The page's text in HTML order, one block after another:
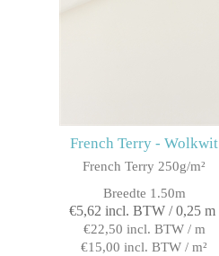
French Terry - Wolkwit
French Terry 250g/m²
Breedte 1.50m
€5,62 incl. BTW / 0,25 m
€22,50 incl. BTW / m
€15,00 incl. BTW / m²